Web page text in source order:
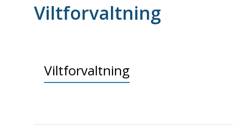
Viltforvaltning
Viltforvaltning